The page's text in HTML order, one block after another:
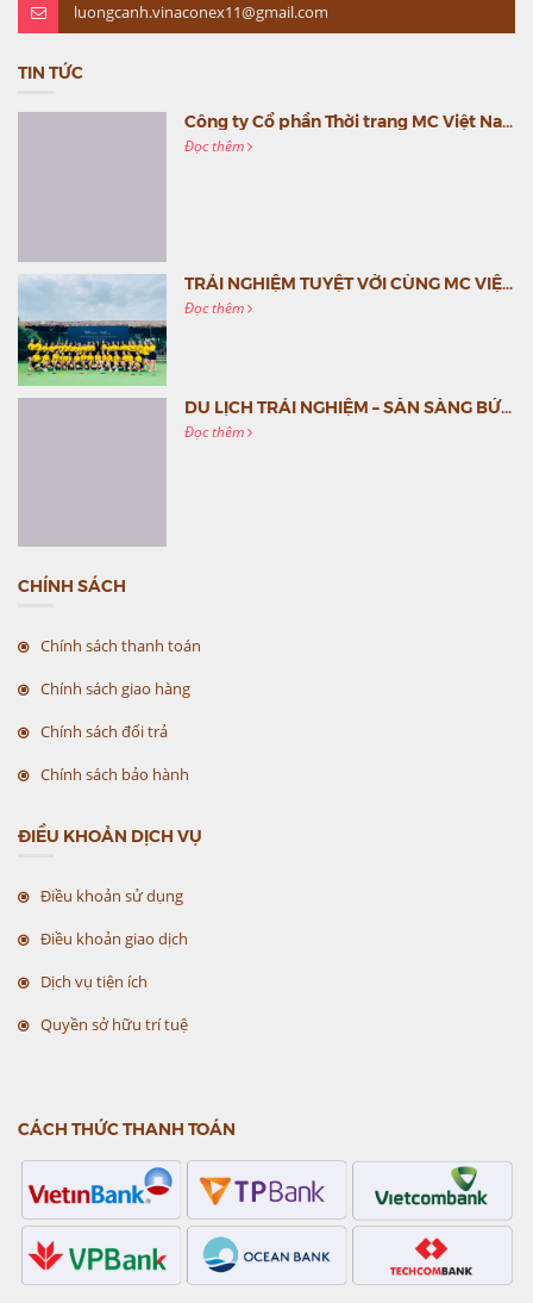
luongcanh.vinaconex11@gmail.com
TIN TỨC
Công ty Cổ phần Thời trang MC Việt Nam (MC Fashion) tổ chức Gala mừng sinh nhật lần thứ 9
Đọc thêm
TRẢI NGHIỆM TUYỆT VỜI CÙNG MC VIỆT NAM
Đọc thêm
DU LỊCH TRẢI NGHIỆM – SẴN SÀNG BỨT PHÁ CÙNG MC VIỆT NAM
Đọc thêm
CHÍNH SÁCH
Chính sách thanh toán
Chính sách giao hàng
Chính sách đổi trả
Chính sách bảo hành
ĐIỀU KHOẢN DỊCH VỤ
Điều khoản sử dụng
Điều khoản giao dịch
Dịch vụ tiện ích
Quyền sở hữu trí tuệ
CÁCH THỨC THANH TOÁN